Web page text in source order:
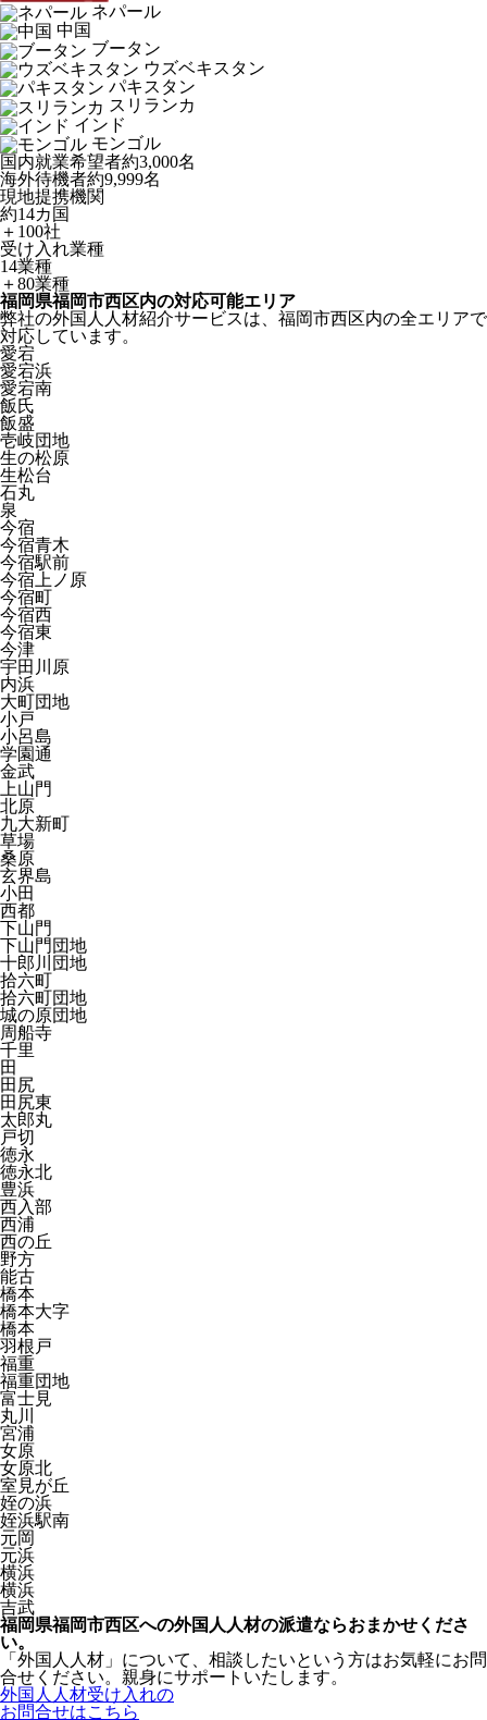
ネパール
中国
ブータン
ウズベキスタン
パキスタン
スリランカ
インド
モンゴル
国内就業希望者約3,000名
海外待機者約9,999名
現地提携機関
約14カ国
＋100社
受け入れ業種
14業種
＋80業種
福岡県福岡市西区内の対応可能エリア
弊社の外国人人材紹介サービスは、福岡市西区内の全エリアで
対応しています。
愛宕
愛宕浜
愛宕南
飯氏
飯盛
壱岐団地
生の松原
生松台
石丸
泉
今宿
今宿青木
今宿駅前
今宿上ノ原
今宿町
今宿西
今宿東
今津
宇田川原
内浜
大町団地
小戸
小呂島
学園通
金武
上山門
北原
九大新町
草場
桑原
玄界島
小田
西都
下山門
下山門団地
十郎川団地
拾六町
拾六町団地
城の原団地
周船寺
千里
田
田尻
田尻東
太郎丸
戸切
徳永
徳永北
豊浜
西入部
西浦
西の丘
野方
能古
橋本
橋本大字
橋本
羽根戸
福重
福重団地
富士見
丸川
宮浦
女原
女原北
室見が丘
姪の浜
姪浜駅南
元岡
元浜
横浜
横浜
吉武
福岡県福岡市西区への外国人人材の派遣ならおまかせくださ
い。
「外国人人材」について、相談したいという方はお気軽にお問
合せください。親身にサポートいたします。
外国人人材受け入れの
お問合せはこちら